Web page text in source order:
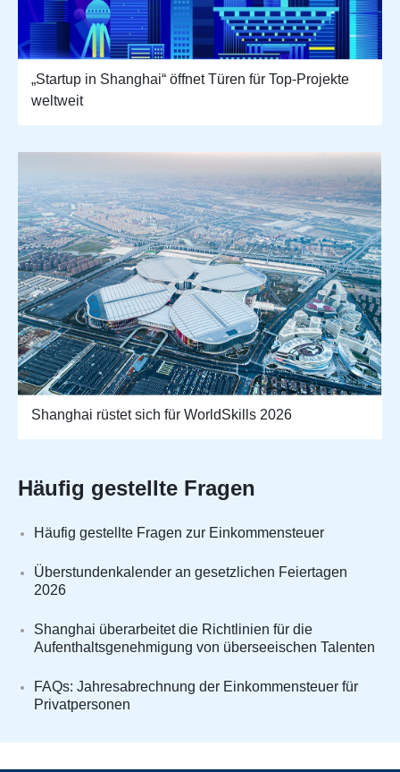
„Startup in Shanghai“ öffnet Türen für Top-Projekte
weltweit
Shanghai rüstet sich für WorldSkills 2026
Häufig gestellte Fragen
Häufig gestellte Fragen zur Einkommensteuer
Überstundenkalender an gesetzlichen Feiertagen
2026
Shanghai überarbeitet die Richtlinien für die
Aufenthaltsgenehmigung von überseeischen Talenten
FAQs: Jahresabrechnung der Einkommensteuer für
Privatpersonen